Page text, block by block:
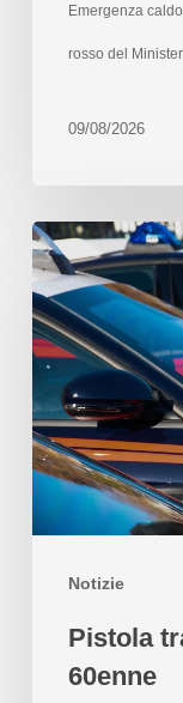
Emergenza
rosso del
09/08/2026
Notizie
Pistola
60enne